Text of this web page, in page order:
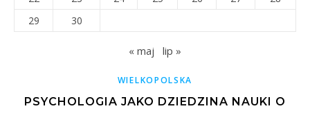
29
30
« maj lip »
WIELKOPOLSKA
PSYCHOLOGIA JAKO DZIEDZINA NAUKI O